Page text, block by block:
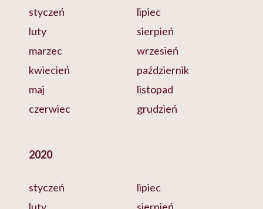
styczeń
luty
marzec
kwiecień
maj
czerwiec
lipiec
sierpień
wrzesień
październik
listopad
grudzień
2020
styczeń
lipiec